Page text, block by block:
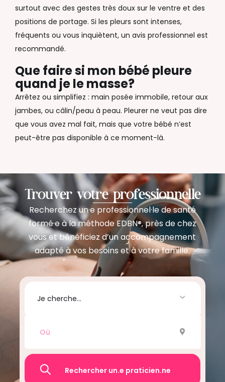
surtout avec des gestes très doux sur le ventre et des
positions de portage. Si les pleurs sont intenses,
fréquents ou vous inquiètent, un avis professionnel est
recommandé.
Que faire si mon bébé pleure
quand je le masse?
Arrêtez ou simplifiez : main posée immobile, retour aux
jambes, ou câlin/peau à peau. Pleurer ne veut pas dire
que vous avez mal fait, mais que votre bébé n’est
peut-être pas disponible à ce moment-là.
Trouver votre professionnelle
Recherchez un·e professionnel·le de santé
formé·e à la méthode EDBN®,près de chez
vous et bénéficiez d’un accompagnement
adapté à vos besoins et à votre famille.
Je cherche...
Recherche